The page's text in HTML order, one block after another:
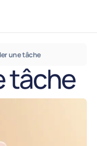
une tâche
tâche